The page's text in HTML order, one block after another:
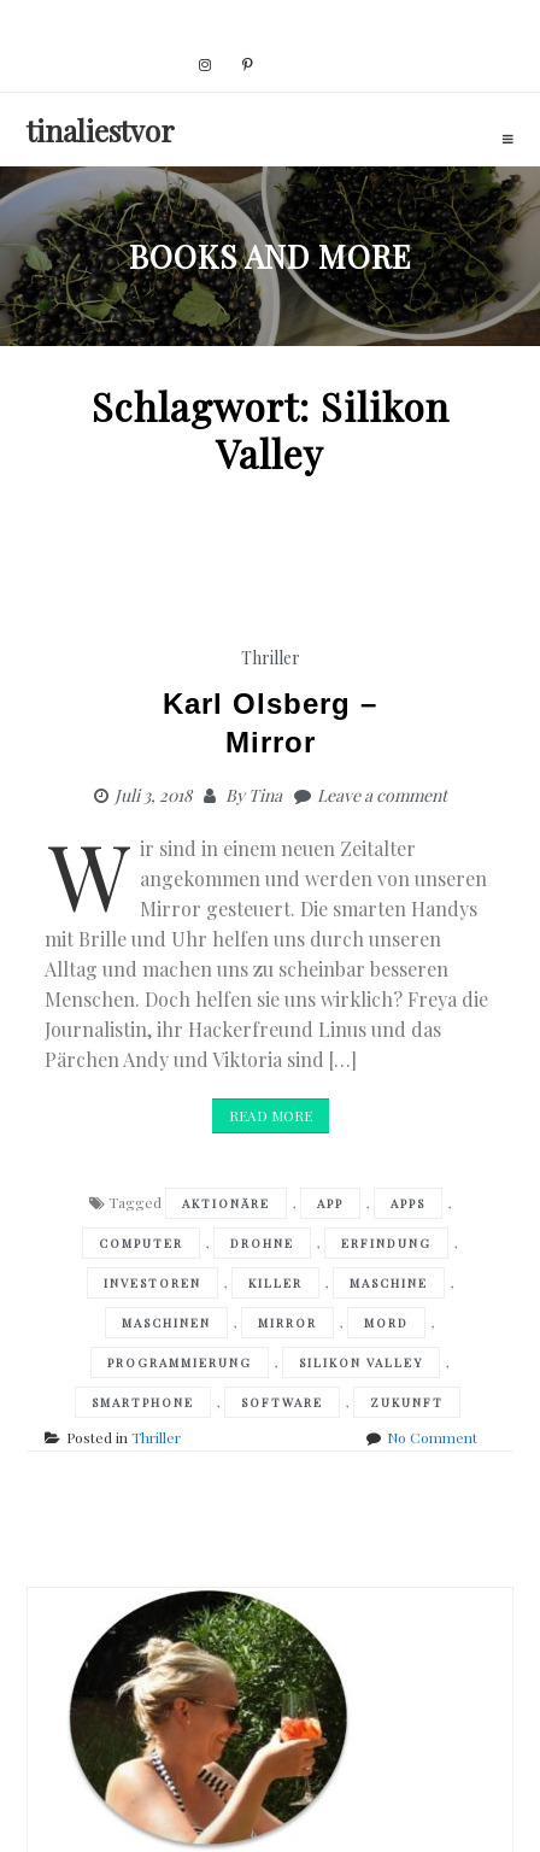
tinaliestvor
BOOKS AND MORE
Schlagwort: Silikon
Valley
Thriller
Karl Olsberg –
Mirror
Juli 3, 2018 ByTina Leave a comment
W ir sind in einem neuen Zeitalter
angekommen und werden von unseren
Mirror gesteuert. Die smarten Handys
mit Brille und Uhr helfen uns durch unseren
Alltag und machen uns zu scheinbar besseren
Menschen. Doch helfen sie uns wirklich? Freya die
Journalistin, ihr Hackerfreund Linus und das
Pärchen Andy und Viktoria sind […]
READ MORE
Tagged AKTIONÄRE , APP , APPS ,
COMPUTER , DROHNE , ERFINDUNG ,
INVESTOREN , KILLER , MASCHINE ,
MASCHINEN , MIRROR , MORD ,
PROGRAMMIERUNG , SILIKON VALLEY ,
SMARTPHONE , SOFTWARE , ZUKUNFT
Posted inThriller No Commenton
navigation